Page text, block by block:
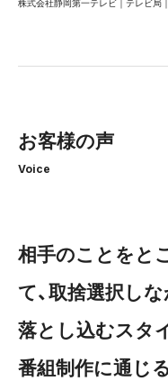
株式会社静岡第一テレビ｜テレビ局
お客様の声
Voice
相手のことをと
て、取捨選択し
落とし込むスタ
番組制作に通じ